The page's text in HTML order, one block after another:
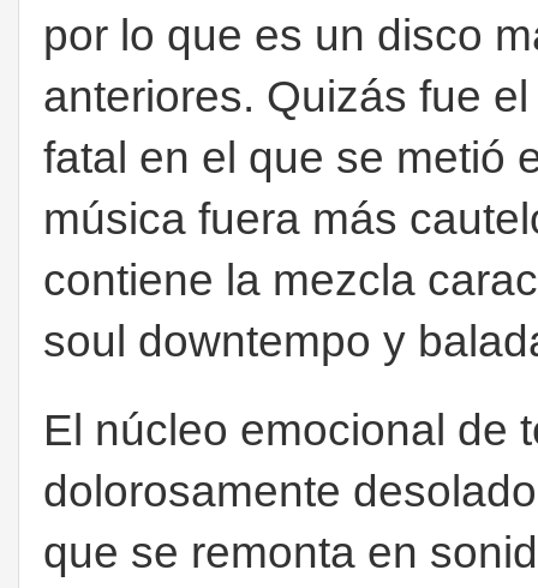
por lo que es un disco
anteriores. Quizás fue
fatal en el que se metió
música fuera más
contiene la mezcla
soul downtempo y
El núcleo emocional de
dolorosamente
que se remonta en